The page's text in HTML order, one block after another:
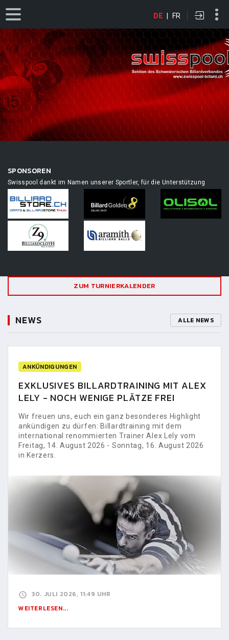
DE | FR
SPONSOREN
Swisspool dankt im Namen unserer Sportler, für die Unterstützung
ZUM TURNIERKALENDER
NEWS ALLE NEWS
ANKÜNDIGUNGEN
EXKLUSIVES BILLARDTRAINING MIT ALEX
LELY - NOCH WENIGE PLÄTZE FREI
Wir freuen uns, euch ein ganz besonderes Highlight
ankündigen zu dürfen: Billardtraining mit dem
international renommierten Trainer Alex Lely vom
Freitag, 14. August 2026 - Sonntag, 16. August 2026
in Kerzers.
30. JULI 2026, 11:49 UHR
WEITERLESEN...